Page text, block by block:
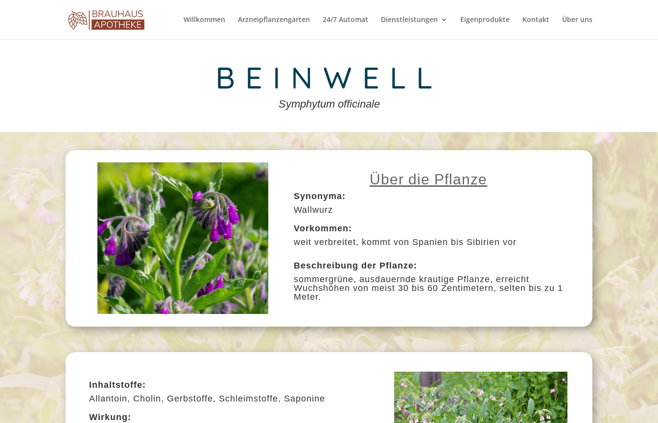
Willkommen Arzneipflanzengarten 24/7 Automat Dienstleistungen Eigenprodukte Kontakt Über uns
BEINWELL
Symphytum officinale
Über die Pflanze
Synonyma:
Wallwurz
Vorkommen:
weit verbreitet, kommt von Spanien bis Sibirien vor
Beschreibung der Pflanze:
sommergrüne, ausdauernde krautige Pflanze, erreicht
Wuchshöhen von meist 30 bis 60 Zentimetern, selten bis zu 1
Meter.
Inhaltstoffe:
Allantoin, Cholin, Gerbstoffe, Schleimstoffe, Saponine
Wirkung: